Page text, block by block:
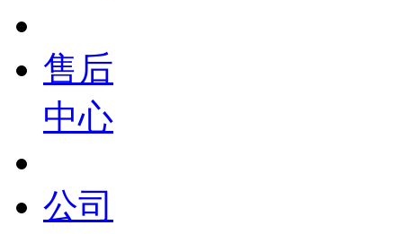
售后
中心
公司